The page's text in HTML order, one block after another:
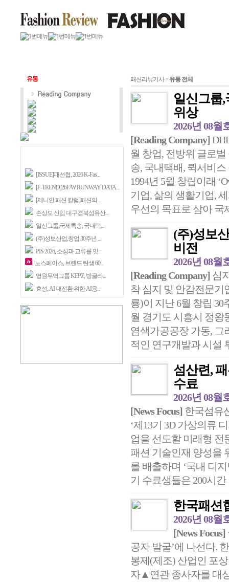
유통
[ISSUE]패션협, 2026 K-Fas...
[F-TREND]26F/W RUNWAY DATA...
[제니안 패션 칼럼]패션의 ...
손상모 신임 대구경북섬유산...
일신그룹,국제특송, 국내택...
(주)성보산업,창업 30주년 ...
PIS 2026, 소싱과 교류를 잇...
노스페이스, 브랜드 탄생 60...
영원무역그룹 KEPZ, 방글라...
효성, AI 대전환 위한 AI융...
패션리뷰기사 > 유통 전체
일신그룹,
위상
2026년 08월
[Reading Company]
월 창업, 전방위 글로
송, 국내택배, 퀵서비
1994년 5월 창립이래
기업, 삶의 생활기업,
우선의 목표로 삼아 국
(주)성보
비전
2026년 08월
[Reading Company] 심
착 심지 및 안감전문기
룡)이 지난 6월 창립 30
월 경기도 시흥시 정왕
염색가공공장 가동, 그
적인 연구개발과 시설
섬산련,
수료
2026년 08월
[News Focus] 한국섬유
‘제13기 3D 가상의류
업을 선도할 미래형 전
패션 기술인재 양성을
를 배출하며 ‘국내 디
기 수료생들은 200시
한국패션
2026년 08월
[News Focus]
공자 발굴’에 나선다.
봉제(제조) 산업인 포
자▲연관 종사자를 대